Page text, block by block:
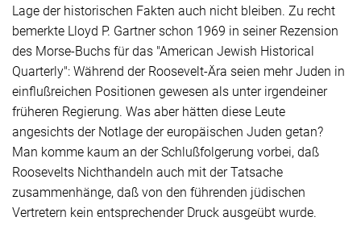
Lage der historischen Fakten auch nicht bleiben. Zu recht
bemerkte Lloyd P. Gartner schon 1969 in seiner Rezension
des Morse-Buchs für das "American Jewish Historical
Quarterly": Während derRoosevelt-Ära seien mehr Juden in
einflußreichen Positionen gewesen als unter irgendeiner
früheren Regierung. Was aber hätten diese Leute
angesichts der Notlage der europäischen Juden getan?
Man komme kaum an der Schlußfolgerung vorbei, daß
Roosevelts Nichthandeln auch mit der Tatsache
zusammenhänge, daß von den führenden jüdischen
Vertretern kein entsprechender Druck ausgeübt wurde.